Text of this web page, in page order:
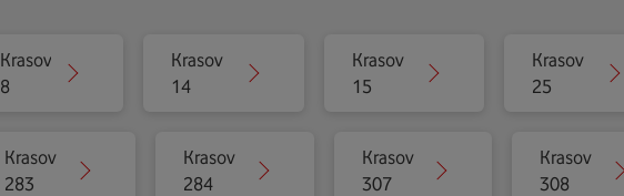
Krasov
8
Krasov
14
Krasov
15
Krasov
25
Krasov
283
Krasov
284
Krasov
307
Krasov
308